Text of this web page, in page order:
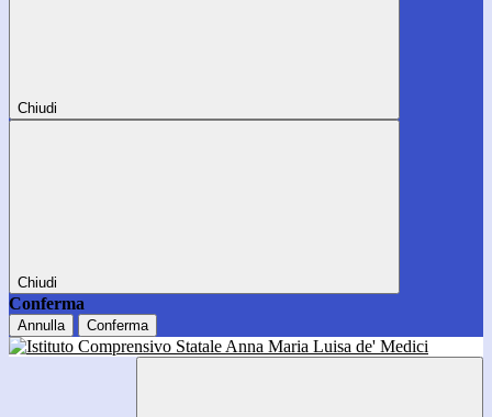
Chiudi
Chiudi
Conferma
Annulla Conferma